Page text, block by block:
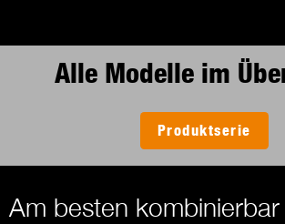
Alle Modelle im
Produktserie
Am besten